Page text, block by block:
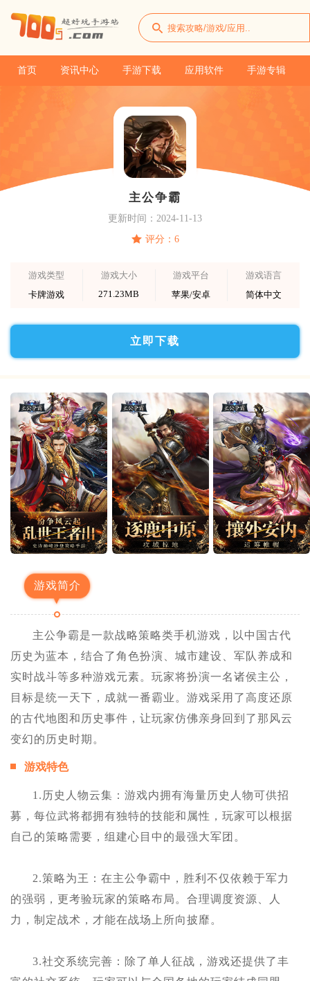
首页 资讯中心 手游下载 应用软件 手游专辑
主公争霸
更新时间：2024-11-13
评分：6
游戏类型
卡牌游戏
游戏大小
271.23MB
游戏平台
苹果/安卓
游戏语言
简体中文
立即下载
游戏简介
主公争霸是一款战略策略类手机游戏，以中国古代
历史为蓝本，结合了角色扮演、城市建设、军队养成和
实时战斗等多种游戏元素。玩家将扮演一名诸侯主公，
目标是统一天下，成就一番霸业。游戏采用了高度还原
的古代地图和历史事件，让玩家仿佛亲身回到了那风云
变幻的历史时期。
游戏特色
1.历史人物云集：游戏内拥有海量历史人物可供招
募，每位武将都拥有独特的技能和属性，玩家可以根据
自己的策略需要，组建心目中的最强大军团。
2.策略为王：在主公争霸中，胜利不仅依赖于军力
的强弱，更考验玩家的策略布局。合理调度资源、人
力，制定战术，才能在战场上所向披靡。
3.社交系统完善：除了单人征战，游戏还提供了丰